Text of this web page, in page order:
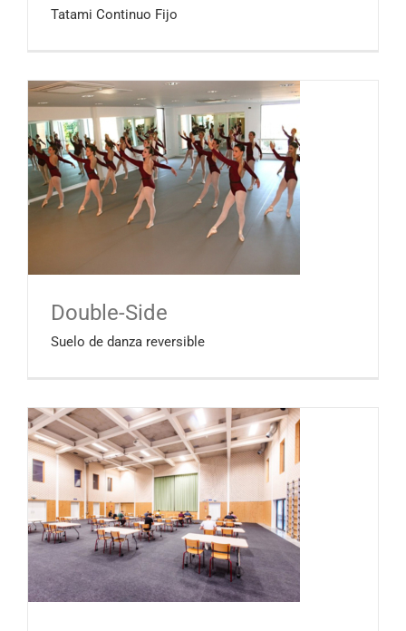
Tatami Continuo Fijo
Double-Side
Suelo de danza reversible